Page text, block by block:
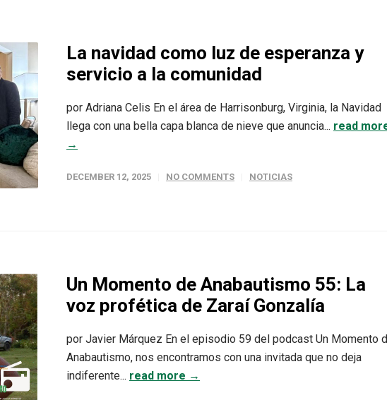
La navidad como luz de esperanza y
servicio a la comunidad
por Adriana Celis En el área de Harrisonburg, Virginia, la Navidad
llega con una bella capa blanca de nieve que anuncia... read
→
DECEMBER 12, 2025 NO COMMENTS NOTICIAS
Un Momento de Anabautismo 55: La
voz profética de Zaraí Gonzalía
por Javier Márquez En el episodio 59 del podcast Un Momento
Anabautismo, nos encontramos con una invitada que no deja
indiferente... read more →